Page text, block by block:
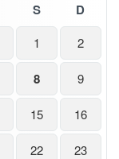
S D
1 2
8 9
15 16
22 23